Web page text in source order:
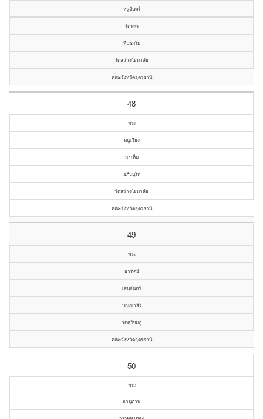
หนูจันทร์
รัตนพร
ทีปธมฺโม
วัดสว่างโยมาลัย
คณะจังหวัดอุดรธานี
48
พระ
หนูเวียง
มาเห็ม
อภินนฺโท
วัดสว่างโยมาลัย
คณะจังหวัดอุดรธานี
49
พระ
อาทิตย์
เสนจันทร์
ปญญาสิริ
วัดศรีชมภู
คณะจังหวัดอุดรธานี
50
พระ
อานุภาพ
ธรรมทาทอง